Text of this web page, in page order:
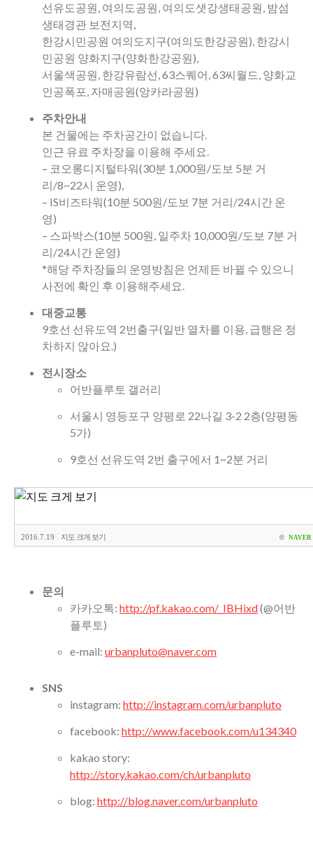
선유도공원, 여의도공원, 여의도샛강생태공원, 밤섬
생태경관 보전지역,
한강시민공원 여의도지구(여의도한강공원), 한강시
민공원 양화지구(양화한강공원),
서울색공원, 한강유람선, 63스퀘어, 63씨월드, 양화교
인공폭포, 자매공원(앙카라공원)
주차안내
본 건물에는 주차공간이 없습니다.
인근 유료 주차장을 이용해 주세요.
– 코오롱디지털타워(30분 1,000원/도보 5분 거
리/8~22시 운영),
– IS비즈타워(10분 500원/도보 7분 거리/24시간 운
영)
– 스파박스(10분 500원, 일주차 10,000원/도보 7분 거
리/24시간 운영)
*해당 주차장들의 운영방침은 언제든 바뀔 수 있으니
사전에 확인 후 이용해주세요.
대중교통
9호선 선유도역 2번출구(일반 열차를 이용, 급행은 정
차하지 않아요.)
전시장소
어반플루토 갤러리
서울시 영등포구 양평로 22나길 3-2 2층(양평동
5가)
9호선 선유도역 2번 출구에서 1~2분 거리
2016.7.19 지도 크게 보기 © NAVER
문의
카카오톡: http://pf.kakao.com/_IBHixd(@어반
플루토)
e-mail: urbanpluto@naver.com
SNS
instagram: http://instagram.com/urbanpluto
facebook: http://www.facebook.com/u134340
kakao story:
http://story.kakao.com/ch/urbanpluto
blog: http://blog.naver.com/urbanpluto